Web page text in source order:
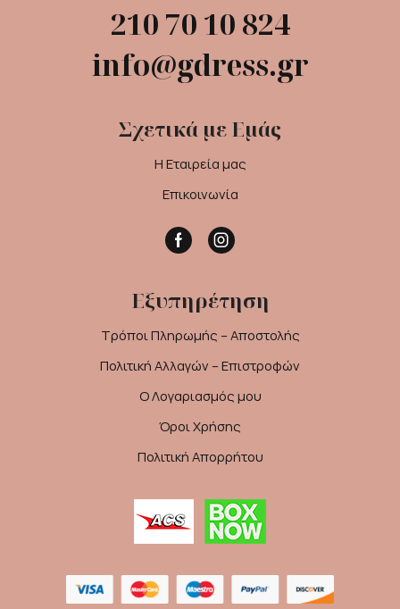
210 70 10 824
info@gdress.gr
Σχετικά με Εμάς
Η Εταιρεία μας
Επικοινωνία
FacebookInstagram
Εξυπηρέτηση
Τρόποι Πληρωμής – Αποστολής
Πολιτική Αλλαγών – Επιστροφών
Ο Λογαριασμός μου
Όροι Χρήσης
Πολιτική Απορρήτου